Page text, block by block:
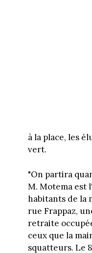
à la place, les
vert.
"On partira
M. Motema est
habitants de la
rue Frappaz,
retraite
ceux que la
squatteurs. Le